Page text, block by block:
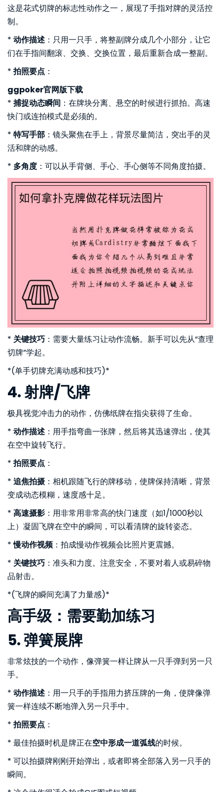
这是花式切牌的标志性动作之一，展现了手指对牌的灵活控
制。
* 动作描述 ：只用一只手，将整副牌分成几个小部分，让它
们在手指间翻滚、交换、交换位置，最后重新合成一整副。
* 拍照要点 ：
ggpoker官网版下载
* 捕捉动态瞬间 ：在牌块分离、悬空的时候进行抓拍。高速
快门或连拍模式是必须的。
* 特写手部 ：镜头聚焦在手上，背景尽量简洁，突出手的灵
活和牌的动感。
* 多角度 ：可以从手背侧、手心、手心侧等不同角度拍摄。
* 关键技巧 ：需要大量练习让动作流畅。新手可以先从“查理
切牌”学起。
*(单手切牌充满动感和技巧)*
4. 射牌/飞牌
极具视觉冲击力的动作，仿佛纸牌在指尖获得了生命。
* 动作描述 ：用手指弯曲一张牌，然后将其迅速弹出，使其
在空中旋转飞行。
* 拍照要点 ：
* 追焦拍摄 ：相机跟随飞行的牌移动，使牌保持清晰，背景
变成动态模糊，速度感十足。
* 高速摄影 ：用非常用非常高的快门速度（如1/1000秒以
上）凝固飞牌在空中的瞬间，可以看清牌的旋转姿态。
*慢动作视频 ：拍成慢动作视频会比照片更震撼。
* 关键技巧 ：准头和力度。注意安全，不要对着人或易碎物
品射击。
*(飞牌的瞬间充满了力量感)*
高手级：需要勤加练习
5. 弹簧展牌
非常炫技的一个动作，像弹簧一样让牌从一只手弹到另一只
手。
* 动作描述 ：用一只手的手指用力挤压牌的一角，使牌像弹
簧一样连续不断地弹入另一只手中。
* 拍照要点 ：
* 最佳拍摄时机是牌正在空中形成一道弧线的时候。
* 可以拍摄牌刚刚开始弹出，或者即将全部落入另一只手的
瞬间。